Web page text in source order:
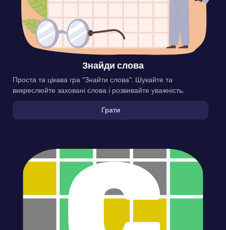
Знайди слова
Проста та цікава гра “Знайти слова”. Шукайте та
викреслюйте заховані слова і розвивайте уважність.
Грати